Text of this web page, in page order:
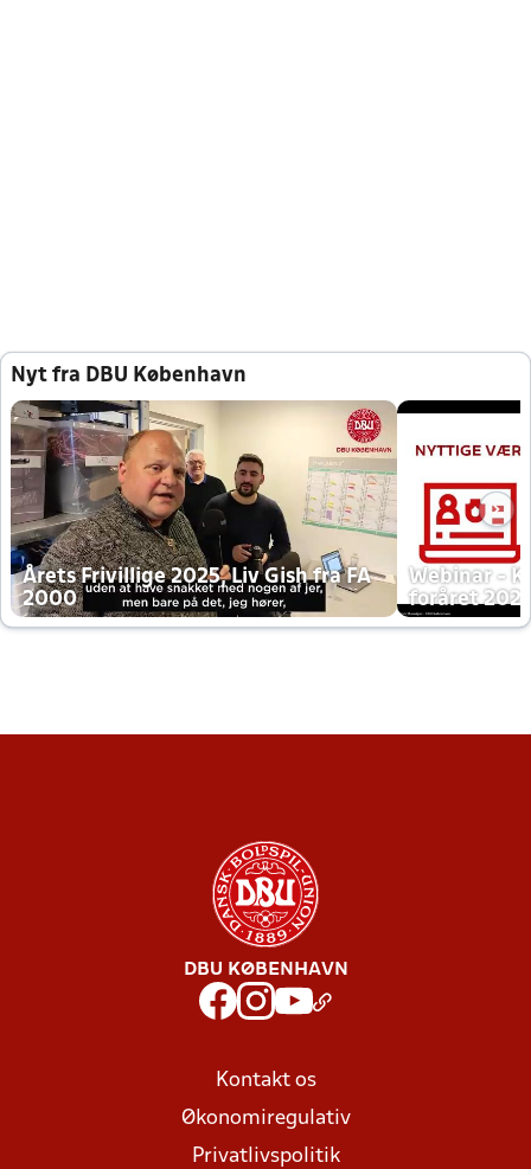
Nyt fra DBU København
Årets Frivillige 2025, Liv Gish fra FA
2000
Webinar -
foråret
DBU KØBENHAVN
Kontakt os
Økonomiregulativ
Privatlivspolitik